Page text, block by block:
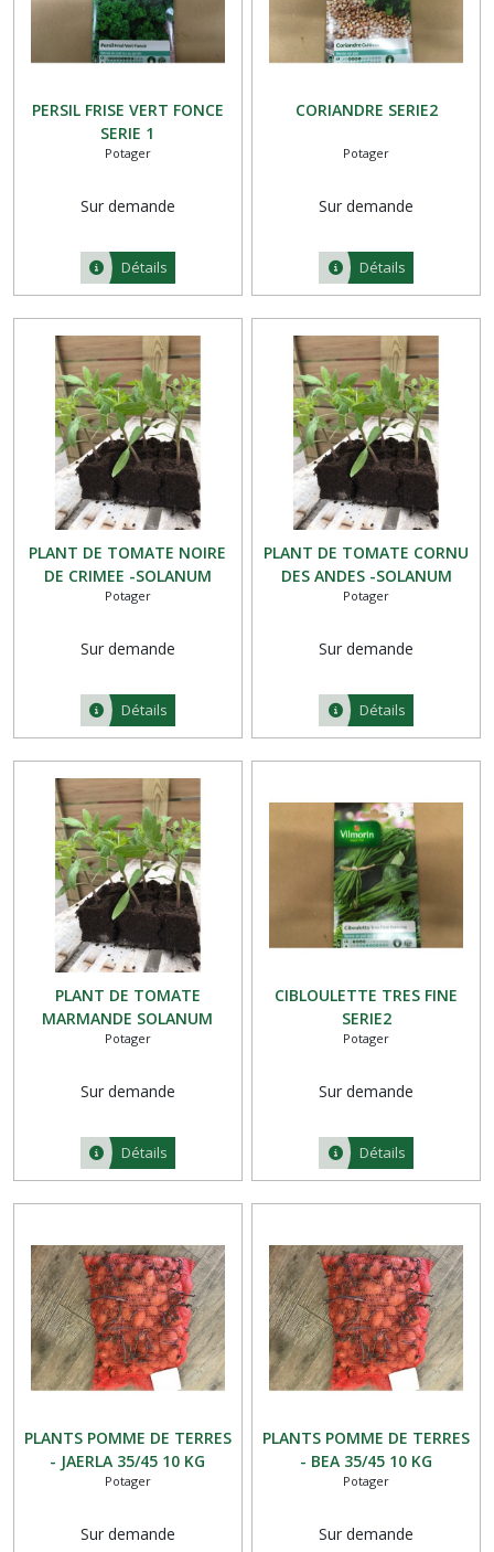
PERSIL FRISE VERT FONCE
SERIE 1
Potager
Sur demande
Détails
CORIANDRE SERIE2
Potager
Sur demande
Détails
PLANT DE TOMATE NOIRE
DE CRIMEE -SOLANUM
LYCOSPERMUM LOT DE 6
Potager
Sur demande
Détails
PLANT DE TOMATE CORNU
DES ANDES -SOLANUM
LYCOSPERMUM LOT DE 6
Potager
Sur demande
Détails
PLANT DE TOMATE
MARMANDE SOLANUM
LYCOSPERMUM LOT DE 6
Potager
Sur demande
Détails
CIBLOULETTE TRES FINE
SERIE2
Potager
Sur demande
Détails
PLANTS POMME DE TERRES
- JAERLA 35/45 10 KG
Potager
Sur demande
PLANTS POMME DE TERRES
- BEA 35/45 10 KG
Potager
Sur demande